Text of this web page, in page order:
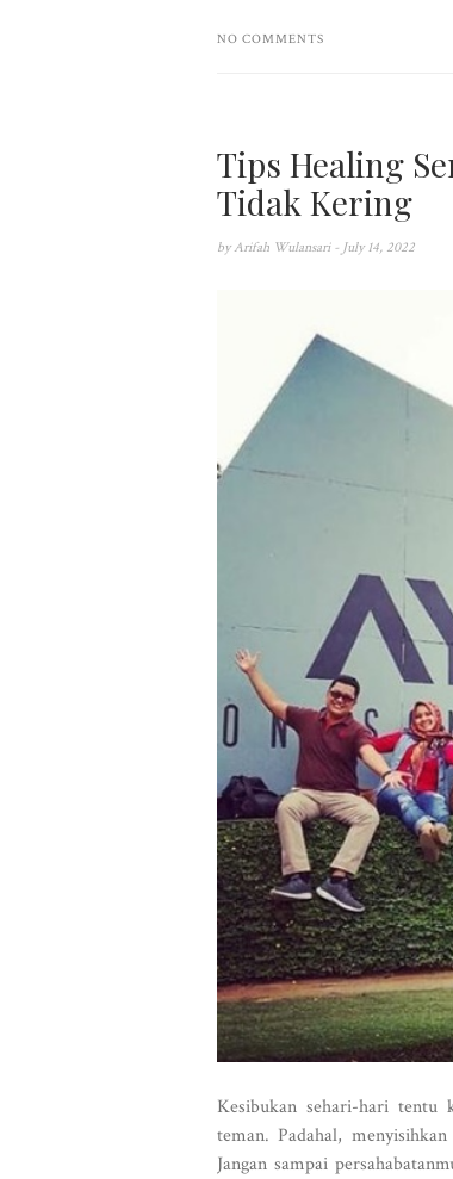
NO COMMENTS
Tips Healing
Tidak Kering
by Arifah Wulansari - July 14, 2022
Kesibukan sehari-hari tentu
teman. Padahal,
Jangan sampai